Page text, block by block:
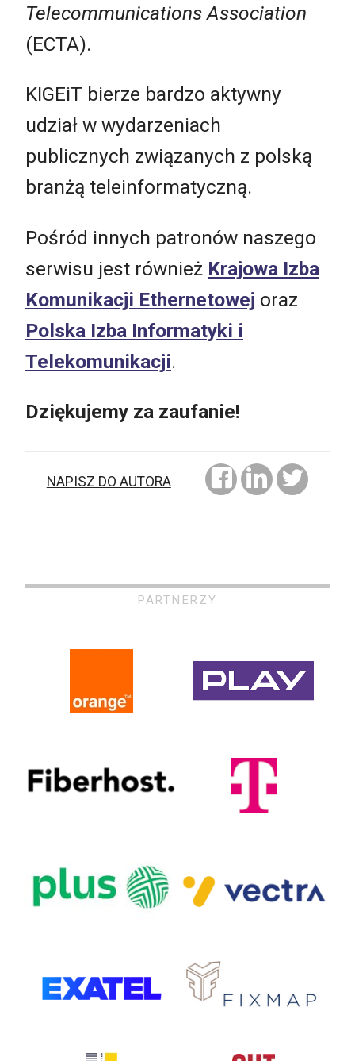
Telecommunications Association
(ECTA).
KIGEiT bierze bardzo aktywny
udział w wydarzeniach
publicznych związanych z polską
branżą teleinformatyczną.
Pośród innych patronów naszego
serwisu jest również Krajowa Izba
Komunikacji Ethernetowej oraz
Polska Izba Informatyki i
Telekomunikacji.
Dziękujemy za zaufanie!
NAPISZ DO AUTORA
PARTNERZY